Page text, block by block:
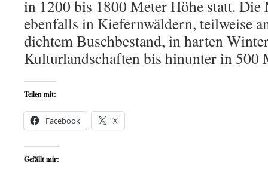
in 1200 bis 1800 Meter Höhe statt. Die
ebenfalls in Kiefernwäldern, teilweise
dichtem Buschbestand, in harten
Kulturlandschaften bis hinunter in 500
Teilen mit:
Facebook X
Gefällt mir: